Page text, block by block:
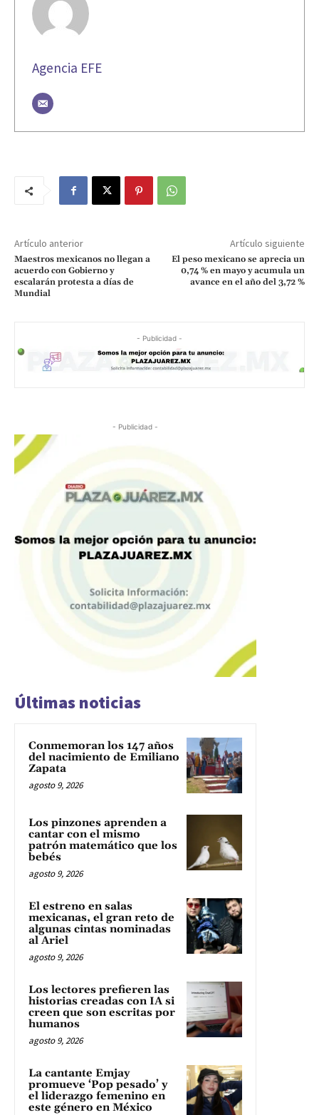
Agencia EFE
Artículo anterior
Maestros mexicanos no llegan a
acuerdo con Gobierno y
escalarán protesta a días de
Mundial
Artículo siguiente
El peso mexicano se aprecia un
0,74 % en mayo y acumula un
avance en el año del 3,72 %
- Publicidad -
- Publicidad -
Últimas noticias
Conmemoran los 147 años
del nacimiento de Emiliano
Zapata
agosto 9, 2026
Los pinzones aprenden a
cantar con el mismo
patrón matemático que los
bebés
agosto 9, 2026
El estreno en salas
mexicanas, el gran reto de
algunas cintas nominadas
al Ariel
agosto 9, 2026
Los lectores prefieren las
historias creadas con IA si
creen que son escritas por
humanos
agosto 9, 2026
La cantante Emjay
promueve ‘Pop pesado’ y
el liderazgo femenino en
este género en México